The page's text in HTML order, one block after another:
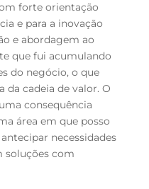
forte orientação
e para a inovação
e abordagem ao
que fui acumulando
do negócio, o que
da cadeia de valor. O
consequência
área em que posso
necessidades
soluções com